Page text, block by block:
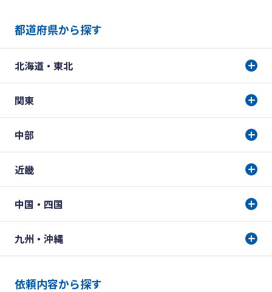
都道府県から探す
北海道・東北
関東
中部
近畿
中国・四国
九州・沖縄
依頼内容から探す